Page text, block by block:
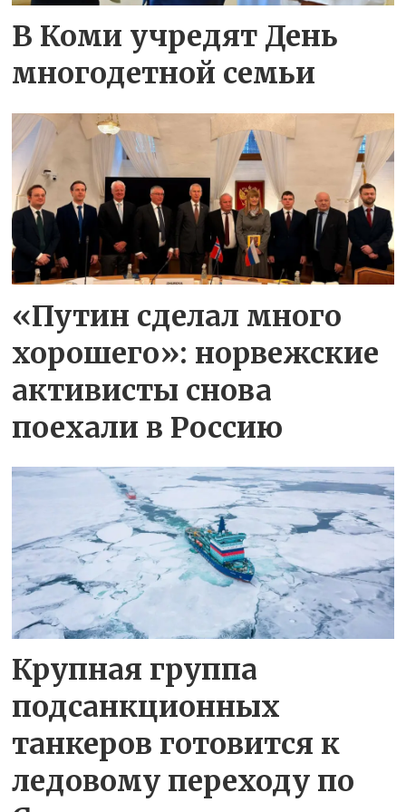
В Коми учредят День
многодетной семьи
«Путин сделал много
хорошего»: норвежские
активисты снова
поехали в Россию
Крупная группа
подсанкционных
танкеров готовится к
ледовому переходу по